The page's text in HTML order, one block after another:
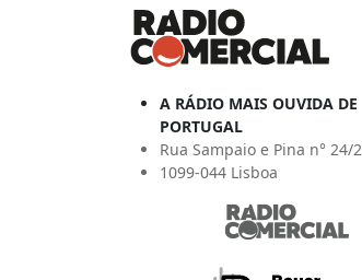
A RÁDIO MAIS OUVIDA DE
PORTUGAL
Rua Sampaio e Pina n° 24/
1099-044 Lisboa